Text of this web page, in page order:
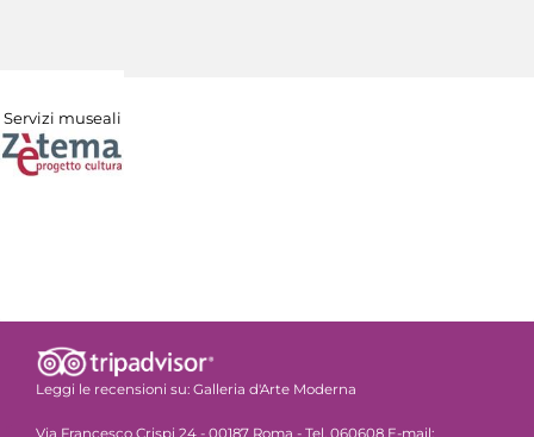
Servizi museali
Leggi le recensioni su: Galleria d'Arte Moderna